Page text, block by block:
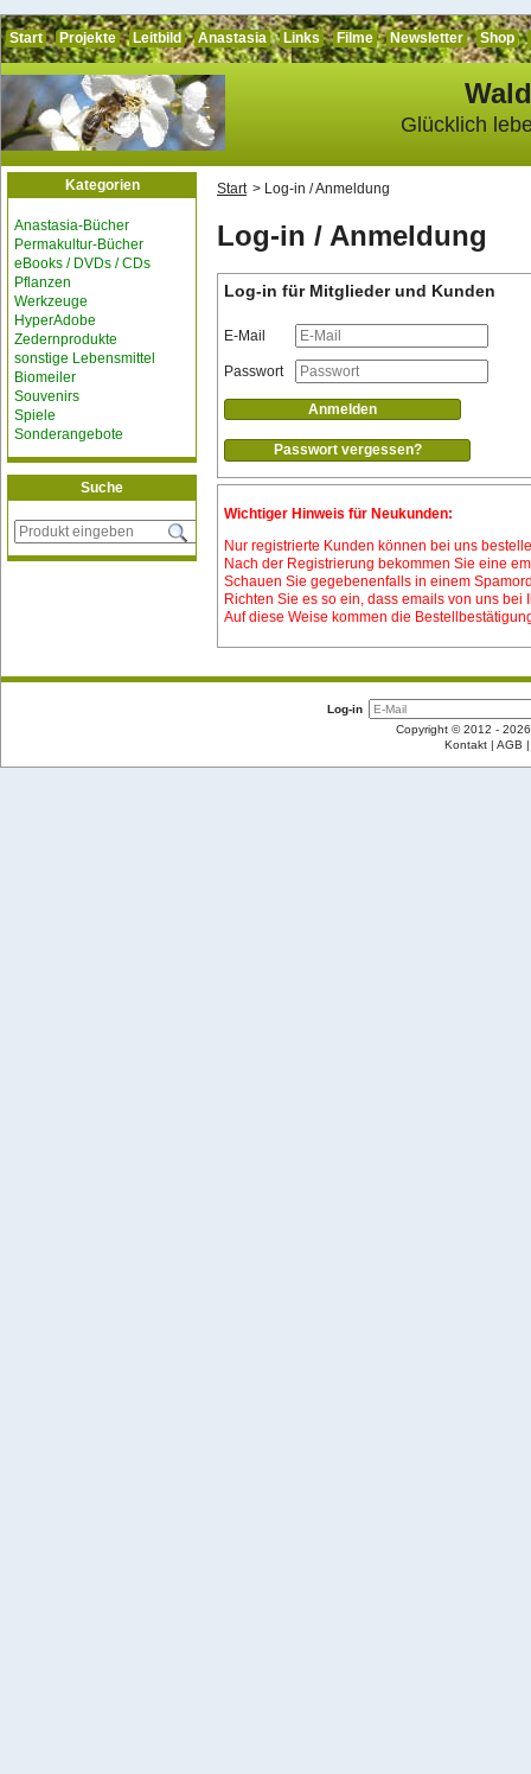
Start Projekte Leitbild Anastasia Links Filme Newsletter Shop
Glücklich
Kategorien
Anastasia-Bücher
Permakultur-Bücher
eBooks / DVDs / CDs
Pflanzen
Werkzeuge
HyperAdobe
Zedernprodukte
sonstige Lebensmittel
Biomeiler
Souvenirs
Spiele
Sonderangebote
Suche
Start Log-in / Anmeldung
Log-in / Anmeldung
Log-in für Mitglieder und Kunden
E-Mail
Passwort
Passwort vergessen?
Wichtiger Hinweis für Neukunden:
Nur registrierte Kunden können bei uns
Nach der Registrierung bekommen Sie eine
Schauen Sie gegebenenfalls in einem
Richten Sie es so ein, dass emails von uns
Auf diese Weise kommen die
Log-in
Copyright © 2012 -
Kontakt
AGB